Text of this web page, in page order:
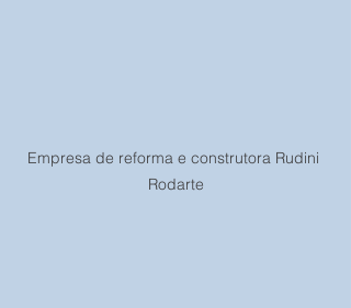
Empresa de reforma e construtora Rudini
Rodarte